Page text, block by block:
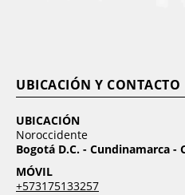
UBICACIÓN Y CONTACTO
UBICACIÓN
Noroccidente
Bogotá D.C. - Cundinamarca -
MÓVIL
+573175133257